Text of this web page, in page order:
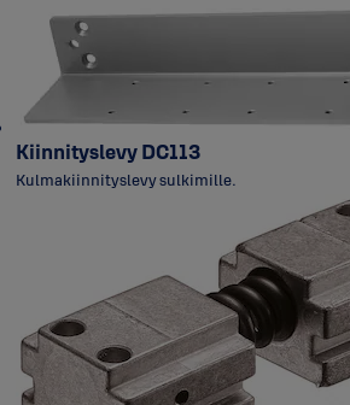
Kiinnityslevy DC113
Kulmakiinnityslevy sulkimille.